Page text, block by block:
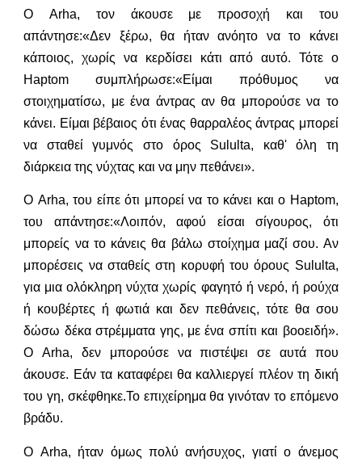
Ο Arha, τον άκουσε με προσοχή και του
απάντησε:«Δεν ξέρω, θα ήταν ανόητο να το κάνει
κάποιος, χωρίς να κερδίσει κάτι από αυτό. Τότε ο
Haptom συμπλήρωσε:«Είμαι πρόθυμος να
στοιχηματίσω, με ένα άντρας αν θα μπορούσε να το
κάνει. Είμαι βέβαιος ότι ένας θαρραλέος άντρας μπορεί
να σταθεί γυμνός στο όρος Sululta, καθ' όλη τη
διάρκεια της νύχτας και να μην πεθάνει».
Ο Arha, του είπε ότι μπορεί να το κάνει και ο Haptom,
του απάντησε:«Λοιπόν, αφού είσαι σίγουρος, ότι
μπορείς να το κάνεις θα βάλω στοίχημα μαζί σου. Αν
μπορέσεις να σταθείς στη κορυφή του όρους Sululta,
για μια ολόκληρη νύχτα χωρίς φαγητό ή νερό, ή ρούχα
ή κουβέρτες ή φωτιά και δεν πεθάνεις, τότε θα σου
δώσω δέκα στρέμματα γης, με ένα σπίτι και βοοειδή».
Ο Arha, δεν μπορούσε να πιστέψει σε αυτά που
άκουσε. Εάν τα καταφέρει θα καλλιεργεί πλέον τη δική
του γη, σκέφθηκε.Το επιχείρημα θα γινόταν το επόμενο
βράδυ.
Ο Arha, ήταν όμως πολύ ανήσυχος, γιατί ο άνεμος